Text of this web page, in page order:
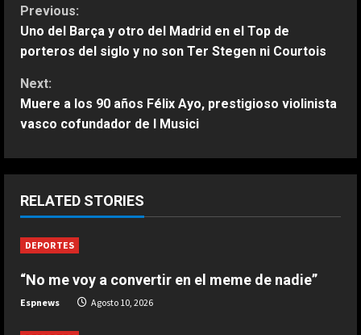
C
o
n
t
i
u
e
R
Previous:
Uno del Barça y otro del Madrid en el Top de
porteros del siglo y no son Ter Stegen ni Courtois
Next:
Muere a los 90 años Félix Ayo, prestigioso violinista
vasco cofundador de I Musici
RELATED STORIES
DEPORTES
“No me voy a convertir en el meme de nadie”
Espnews Agosto 10, 2026
ESPAÑA
¿Cuándo juega Rafa Jódar contra
Arthur Fils en el Masters 1000 de
ESPAÑA
¿Llegará Christian Horner a Aston